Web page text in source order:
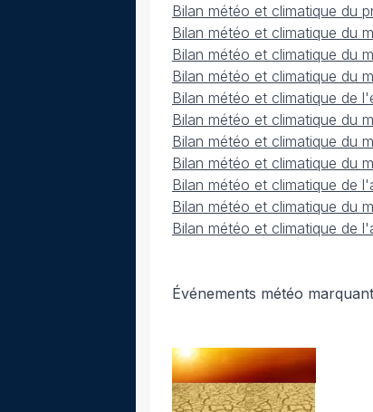
Bilan météo et climatique du
Bilan météo et climatique du
Bilan météo et climatique du
Bilan météo et climatique du
Bilan météo et climatique de
Bilan météo et climatique du
Bilan météo et climatique du
Bilan météo et climatique du
Bilan météo et climatique de
Bilan météo et climatique du
Bilan météo et climatique de
Événements météo